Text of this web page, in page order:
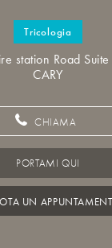
Tricologia
station Road
CARY
CHIAMA
PORTAMI QUI
UN